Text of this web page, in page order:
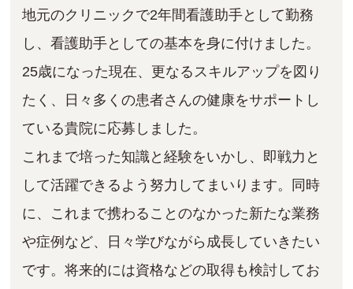
地元のクリニックで2年間看護助手として勤務
し、看護助手としての基本を身に付けました。
25歳になった現在、更なるスキルアップを図り
たく、日々多くの患者さんの健康をサポートし
ている貴院に応募しました。
これまで培った知識と経験をいかし、即戦力と
して活躍できるよう努力してまいります。同時
に、これまで携わることのなかった新たな業務
や症例など、日々学びながら成長していきたい
です。将来的には資格などの取得も検討してお